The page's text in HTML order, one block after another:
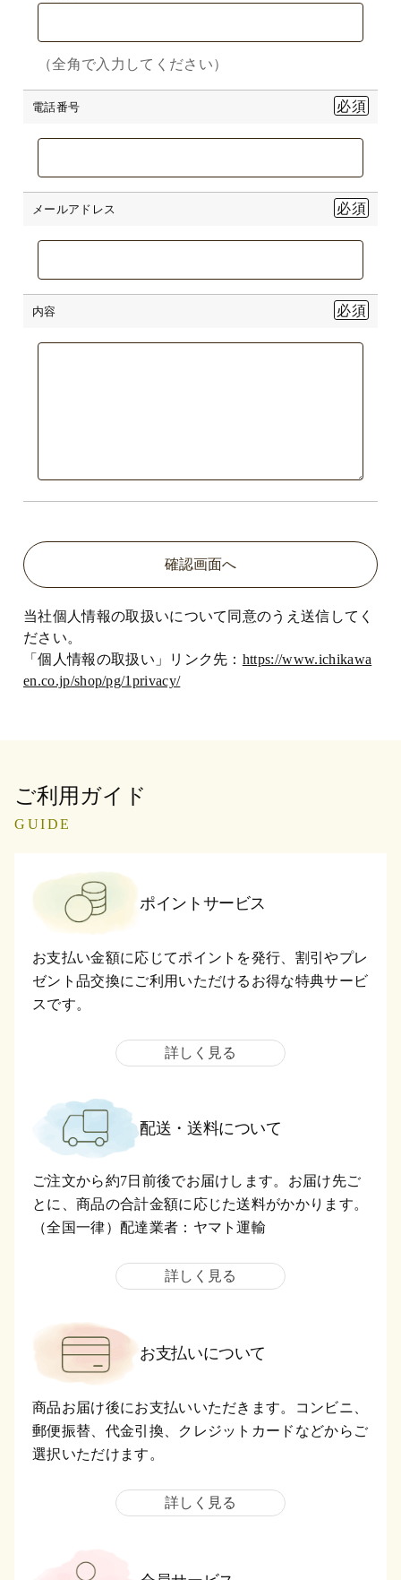
（全角で入力してください）
電話番号
メールアドレス
内容
当社個人情報の取扱いについて同意のうえ送信してく
ださい。
「個人情報の取扱い」リンク先： https://www.ichikawa
en.co.jp/shop/pg/1privacy/
ご利用ガイド
GUIDE
ポイントサービス
お支払い金額に応じてポイントを発行、割引やプレ
ゼント品交換にご利用いただけるお得な特典サービ
スです。
詳しく見る
配送・送料について
ご注文から約7日前後でお届けします。お届け先ご
とに、商品の合計金額に応じた送料がかかります。
（全国一律）配達業者：ヤマト運輸
詳しく見る
お支払いについて
商品お届け後にお支払いいただきます。コンビニ、
郵便振替、代金引換、クレジットカードなどからご
選択いただけます。
詳しく見る